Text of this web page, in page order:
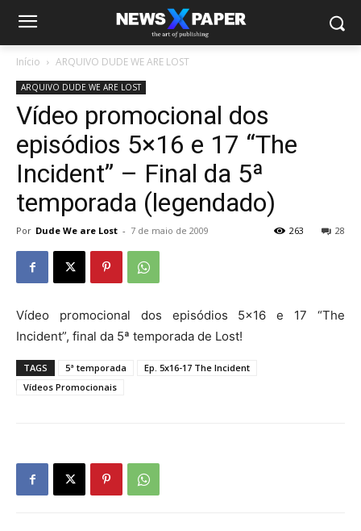
Início ARQUIVO DUDE WE ARE LOST
ARQUIVO DUDE WE ARE LOST
Vídeo promocional dos
episódios 5×16 e 17 “The
Incident” – Final da 5ª
temporada (legendado)
Por Dude We are Lost - 7 de maio de 2009 28
263
Vídeo promocional dos episódios 5×16 e 17 “The
Incident”, final da 5ª temporada de Lost!
TAGS 5ª temporada
Ep. 5x16-17 The Incident
Vídeos Promocionais